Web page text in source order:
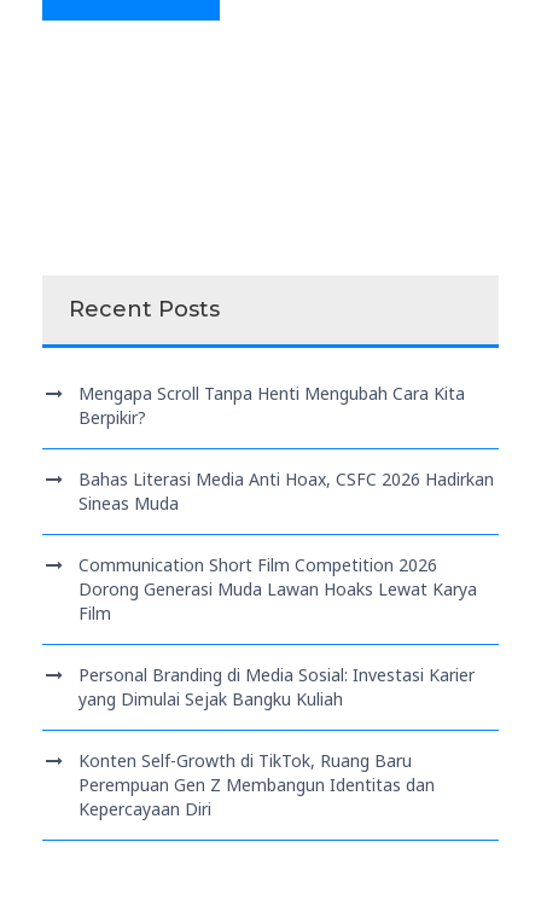
Recent Posts
Mengapa Scroll Tanpa Henti Mengubah Cara Kita
Berpikir?
Bahas Literasi Media Anti Hoax, CSFC 2026 Hadirkan
Sineas Muda
Communication Short Film Competition 2026
Dorong Generasi Muda Lawan Hoaks Lewat Karya
Film
Personal Branding di Media Sosial: Investasi Karier
yang Dimulai Sejak Bangku Kuliah
Konten Self-Growth di TikTok, Ruang Baru
Perempuan Gen Z Membangun Identitas dan
Kepercayaan Diri